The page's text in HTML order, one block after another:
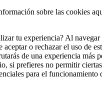
sobre las cookies
tu experiencia? Al navegar
o rechazar el uso de
de una experiencia más
si prefieres no permitir
para el funcionamiento